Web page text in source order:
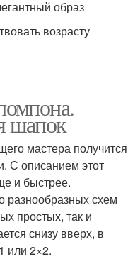
образ
возрасту
шапок
мастера получится
С описанием этот
и быстрее.
разнообразных схем
простых, так и
снизу вверх, в
или 2×2.